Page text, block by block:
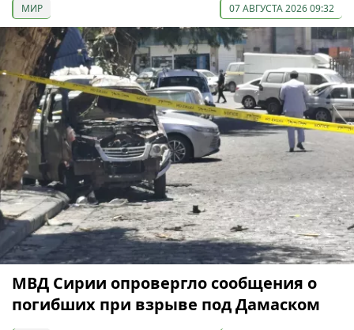
МИР 07 АВГУСТА 2026 09:32
МВД Сирии опровергло сообщения о
погибших при взрыве под Дамаском